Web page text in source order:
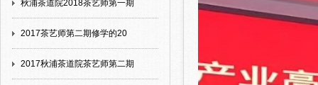
秋浦茶道院2018茶艺师第一期
2017茶艺师第二期修学的20
2017秋浦茶道院茶艺师第二期